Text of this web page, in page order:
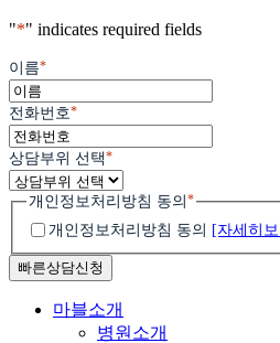
"*" indicates required fields
이름*
전화번호*
상담부위 선택*
개인정보처리방침 동의 *
개인정보처리방침 동의 [자세히
Close
마블소개
병원소개